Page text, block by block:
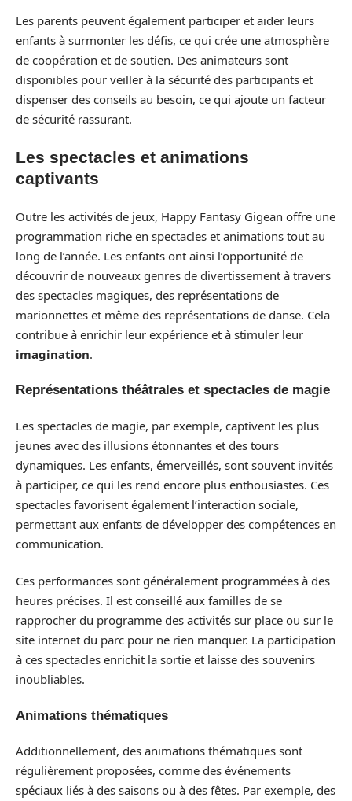
Les parents peuvent également participer et aider leurs
enfants à surmonter les défis, ce qui crée une atmosphère
de coopération et de soutien. Des animateurs sont
disponibles pour veiller à la sécurité des participants et
dispenser des conseils au besoin, ce qui ajoute un facteur
de sécurité rassurant.
Les spectacles et animations
captivants
Outre les activités de jeux, Happy Fantasy Gigean offre une
programmation riche en spectacles et animations tout au
long de l’année. Les enfants ont ainsi l’opportunité de
découvrir de nouveaux genres de divertissement à travers
des spectacles magiques, des représentations de
marionnettes et même des représentations de danse. Cela
contribue à enrichir leur expérience et à stimuler leur
imagination.
Représentations théâtrales et spectacles de magie
Les spectacles de magie, par exemple, captivent les plus
jeunes avec des illusions étonnantes et des tours
dynamiques. Les enfants, émerveillés, sont souvent invités
à participer, ce qui les rend encore plus enthousiastes. Ces
spectacles favorisent également l’interaction sociale,
permettant aux enfants de développer des compétences en
communication.
Ces performances sont généralement programmées à des
heures précises. Il est conseillé aux familles de se
rapprocher du programme des activités sur place ou sur le
site internet du parc pour ne rien manquer. La participation
à ces spectacles enrichit la sortie et laisse des souvenirs
inoubliables.
Animations thématiques
Additionnellement, des animations thématiques sont
régulièrement proposées, comme des événements
spéciaux liés à des saisons ou à des fêtes. Par exemple, des